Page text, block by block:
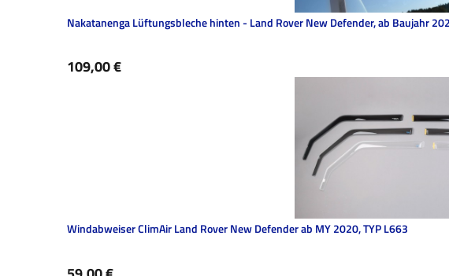
Nakatanenga Lüftungsbleche hinten - Land Rover New Defender, ab Baujahr
Regulärer Preis:
109,00 €
Windabweiser ClimAir Land Rover New Defender ab MY 2020, TYP L663